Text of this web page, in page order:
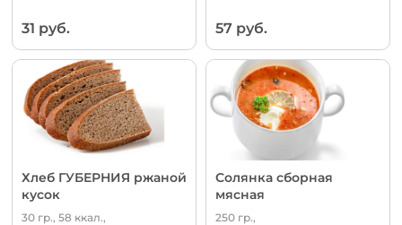
31 руб. 57 руб.
Хлеб ГУБЕРНИЯ ржаной
кусок
30 гр., 58 ккал.,
Солянка сборная
мясная
250 гр.,